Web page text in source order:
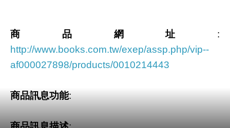
商品網址 :
http://www.books.com.tw/exep/assp.php/vip--
af000027898/products/0010214443
商品訊息功能: